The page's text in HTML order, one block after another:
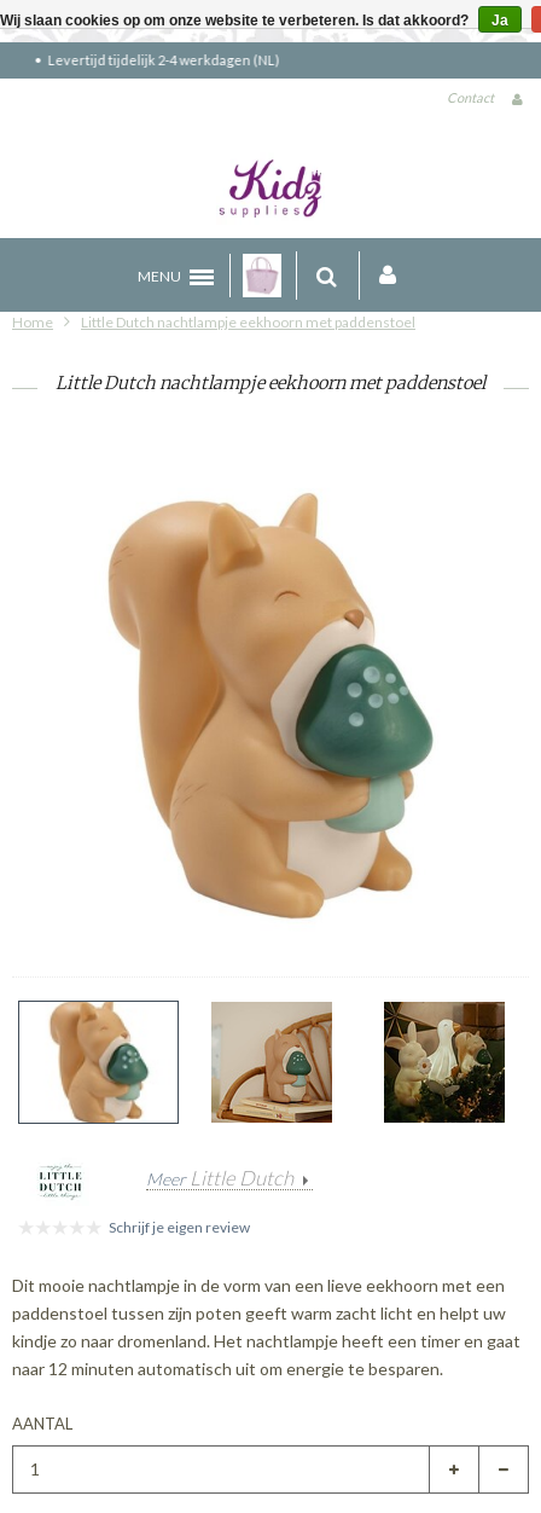
Gratis verzending boven €90 (NL)
Contact
MENU
Home Little Dutch nachtlampje eekhoorn met paddenstoel
Little Dutch nachtlampje eekhoorn met paddenstoel
Meer Little Dutch
Schrijf je eigen review
Dit mooie nachtlampje in de vorm van een lieve eekhoorn met een
paddenstoel tussen zijn poten geeft warm zacht licht en helpt uw
kindje zo naar dromenland. Het nachtlampje heeft een timer en gaat
naar 12 minuten automatisch uit om energie te besparen.
AANTAL
Wij slaan cookies op om onze website te verbeteren. Is dat akkoord? Ja